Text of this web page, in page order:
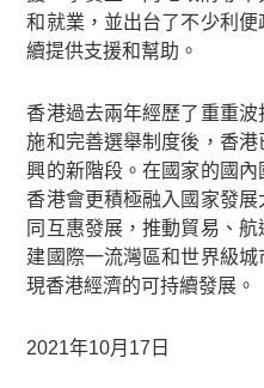
和就業，並出台了不少利
續提供支援和幫助。
香港過去兩年經歷了重重
施和完善選舉制度後，香
興的新階段。在國家的國內
香港會更積極融入國家發
同互惠發展，推動貿易、
建國際一流灣區和世界級
現香港經濟的可持續發展。
2021年10月17日